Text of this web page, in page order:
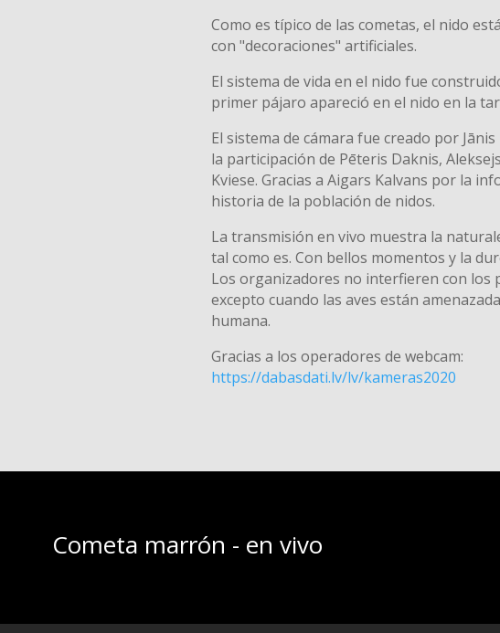
Como es típico de las cometas, el nido
con "decoraciones" artificiales.
El sistema de vida en el nido fue
primer pájaro apareció en el nido en la
El sistema de cámara fue creado por
la participación de Pēteris Daknis,
Kviese. Gracias a Aigars Kalvans por la
historia de la población de nidos.
La transmisión en vivo muestra la
tal como es. Con bellos momentos y la
Los organizadores no interfieren con los
excepto cuando las aves están
humana.
Gracias a los operadores de webcam:
https://dabasdati.lv/lv/kameras2020
Cometa marrón - en vivo